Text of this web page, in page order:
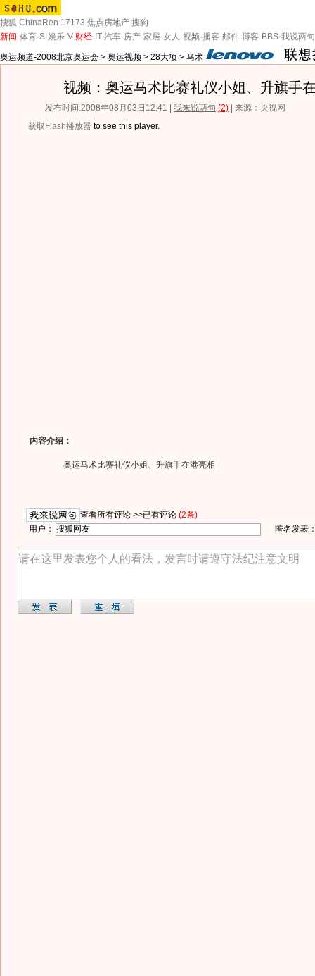
搜狐 ChinaRen 17173 焦点房地产 搜狗
新闻-体育-S-娱乐-V-财经- IT-汽车-房产-家居-女人-视频-播客-邮件-博客-BBS-我说两句
奥运频道-2008北京奥运会 > 奥运视频 > 28大项 > 马术
视频：奥运马术比赛礼仪小姐、升旗手
发布时间:2008年08月03日12:41 | 我来说两句 (2) | 来源：央视网
获取Flash播放器 to see this player.
内容介绍：
奥运马术比赛礼仪小姐、升旗手在港亮相
查看所有评论 >>已有评论 (2条)
用户：
匿名发表